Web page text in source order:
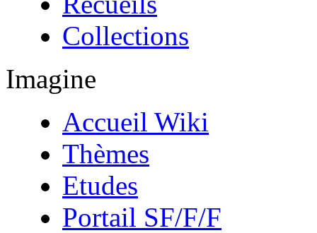
Collections
Imagine
Accueil Wiki
Thèmes
Etudes
Portail SF/F/F